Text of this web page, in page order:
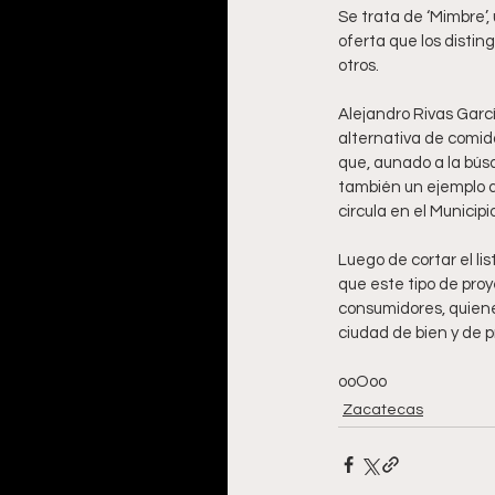
Se trata de
oferta que los
otros.
Alejandro Rivas
alternativa de
que, aunado a la
también un ejemplo
circula en el
Luego de cortar el
que este tipo de
consumidores,
ciudad de bien y de
ooOoo
Zacatecas